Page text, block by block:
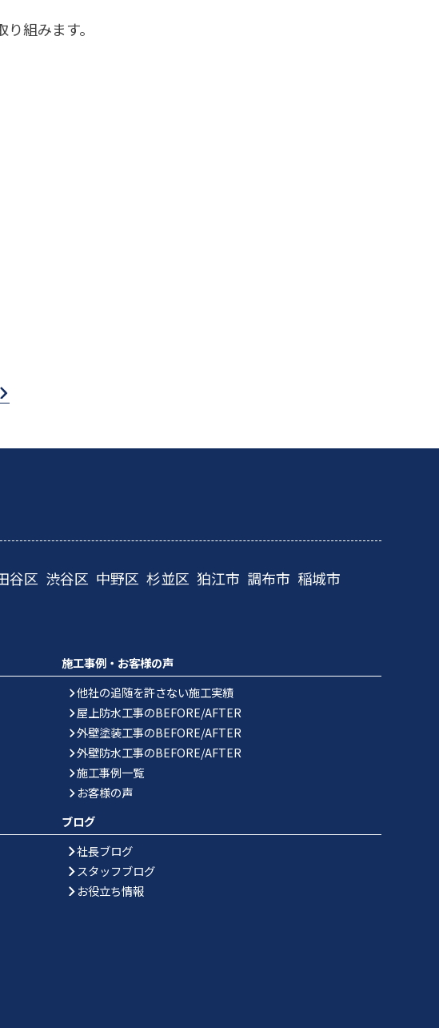
組みます。
谷区 渋谷区 中野区 杉並区 狛江市 調布市 稲城市
施工事例・お客様の声
他社の追随を許さない施工実績
屋上防水工事のBEFORE/AFTER
外壁塗装工事のBEFORE/AFTER
外壁防水工事のBEFORE/AFTER
施工事例一覧
お客様の声
ブログ
社長ブログ
スタッフブログ
お役立ち情報